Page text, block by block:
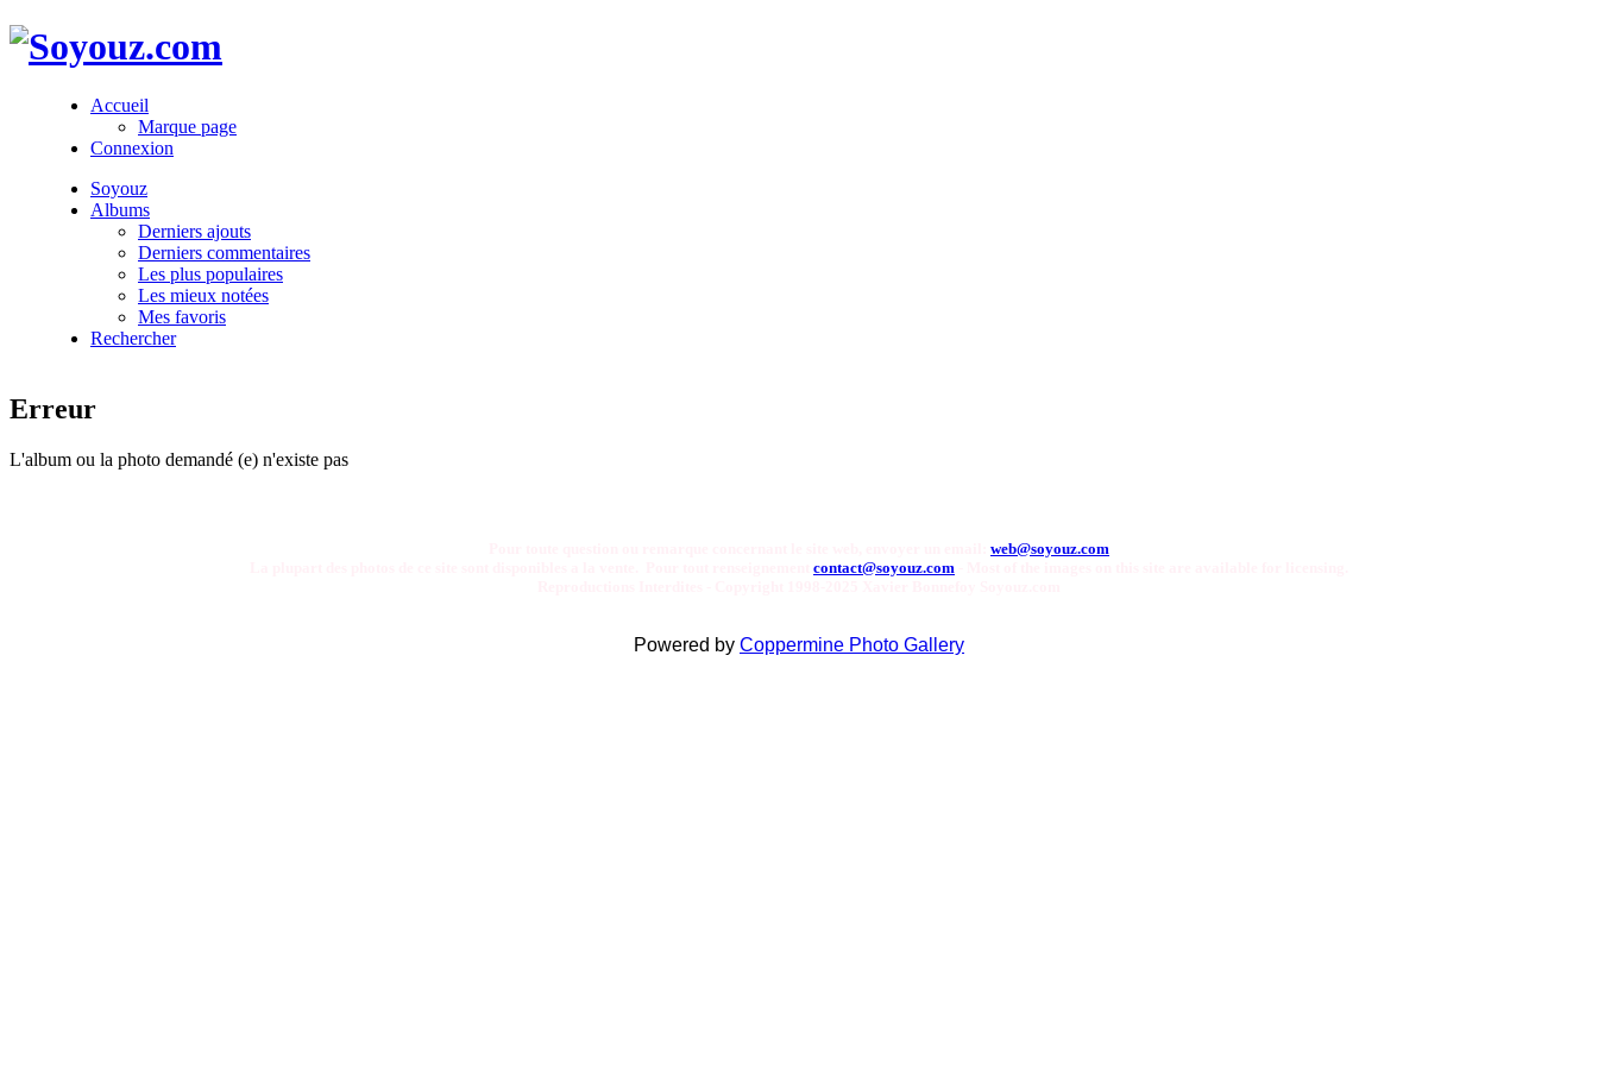
Accueil
Marque page
Connexion
Soyouz
Albums
Derniers ajouts
Derniers commentaires
Les plus populaires
Les mieux notées
Mes favoris
Rechercher
Erreur
L'album ou la photo demandé (e) n'existe pas
web@soyouz.com
contact@soyouz.com
Powered by Coppermine Photo Gallery